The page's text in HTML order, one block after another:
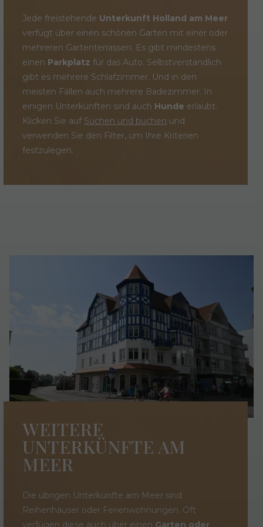
Jede freistehende Unterkunft Holland am Meer
verfügt über einen schönen Garten mit einer oder
mehreren Gartenterrassen. Es gibt mindestens
einen Parkplatz für das Auto. Selbstverständlich
gibt es mehrere Schlafzimmer. Und in den
meisten Fällen auch mehrere Badezimmer. In
einigen Unterkünften sind auch Hunde erlaubt.
Klicken Sie auf Suchen und buchen und
verwenden Sie den Filter, um Ihre Kriterien
festzulegen.
WEITERE
UNTERKÜNFTE AM
MEER
Die übrigen Unterkünfte am Meer sind
Reihenhäuser oder Ferienwohnungen. Oft
verfügen diese auch über einen Garten oder